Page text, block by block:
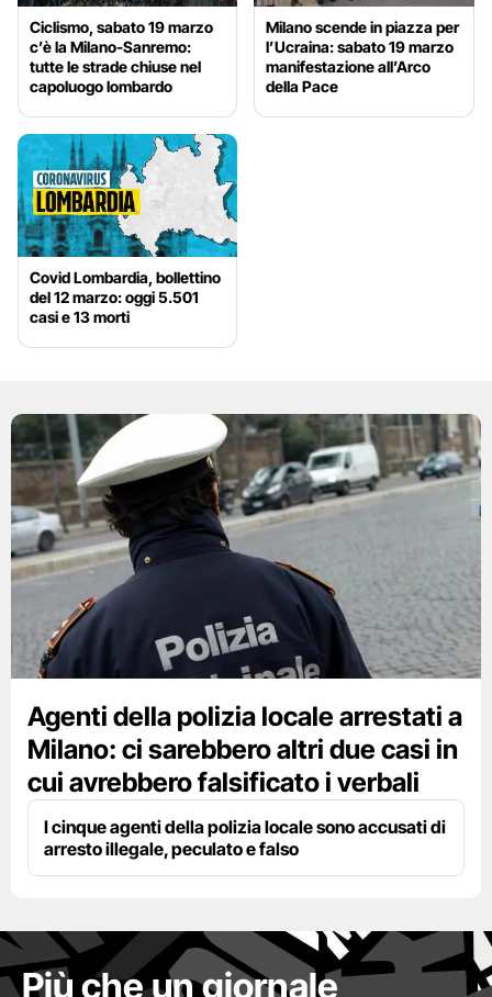
Ciclismo, sabato 19 marzo
c’è la Milano-Sanremo:
tutte le strade chiuse nel
capoluogo lombardo
Milano scende in piazza per
l’Ucraina: sabato 19 marzo
manifestazione all’Arco
della Pace
Covid Lombardia, bollettino
del 12 marzo: oggi 5.501
casi e 13 morti
Agenti della polizia locale arrestati a
Milano: ci sarebbero altri due casi in
cui avrebbero falsificato i verbali
I cinque agenti della polizia locale sono accusati di
arresto illegale, peculato e falso
Più che un giornale